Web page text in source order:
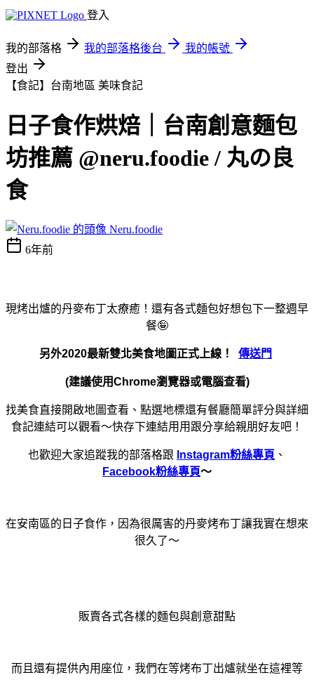
登入
我的部落格 我的部落格後台
我的帳號
登出
【食記】台南地區 美味食記
日子食作烘焙｜台南創意麵包
坊推薦 @neru.foodie / 丸の良
食
Neru.foodie
6年前
現烤出爐的丹麥布丁太療癒！還有各式麵包好想包下一整週早
餐🤪
另外2020最新雙北美食地圖正式上線！ 傳送門
(建議使用Chrome瀏覽器或電腦查看)
找美食直接開啟地圖查看、點選地標還有餐廳簡單評分與詳細
食記連結可以觀看～快存下連結用用跟分享給親朋好友吧！
也歡迎大家追蹤我的部落格跟 Instagram粉絲專頁 、
Facebook粉絲專頁～
在安南區的日子食作，因為很厲害的丹麥烤布丁讓我實在想來
很久了～
販賣各式各樣的麵包與創意甜點
而且還有提供內用座位，我們在等烤布丁出爐就坐在這裡等